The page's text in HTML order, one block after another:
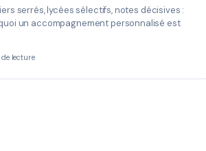
serrés, lycées sélectifs, notes décisives :
un accompagnement personnalisé est
lecture